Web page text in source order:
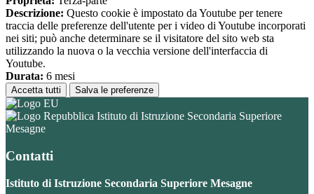
Descrizione: Questo cookie è impostato da Youtube per tenere
traccia delle preferenze dell'utente per i video di Youtube incorporati
nei siti; può anche determinare se il visitatore del sito web sta
utilizzando la nuova o la vecchia versione dell'interfaccia di
Youtube.
Durata: 6 mesi
Accetta tutti Salva le preferenze
Istituto di Istruzione Secondaria Superiore
Mesagne
Contatti
Istituto di Istruzione Secondaria Superiore Mesagne